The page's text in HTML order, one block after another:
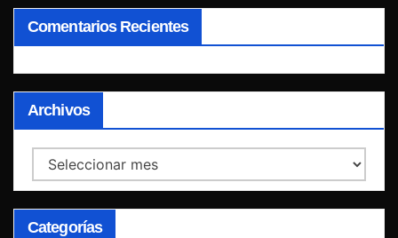
Comentarios Recientes
Archivos
Archivos
Categorías